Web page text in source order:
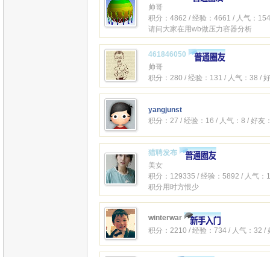
帅哥
积分：4862 / 经验：4661 / 人气：
请问大家在用wb做压力容器分析
461846050
帅哥
积分：280 / 经验：131 / 人气：38 /
yangjunst
积分：27 / 经验：16 / 人气：8 / 好友
猎聘发布
美女
积分：129335 / 经验：5892 / 人气：
积分用时方恨少
winterwar
积分：2210 / 经验：734 / 人气：32 /